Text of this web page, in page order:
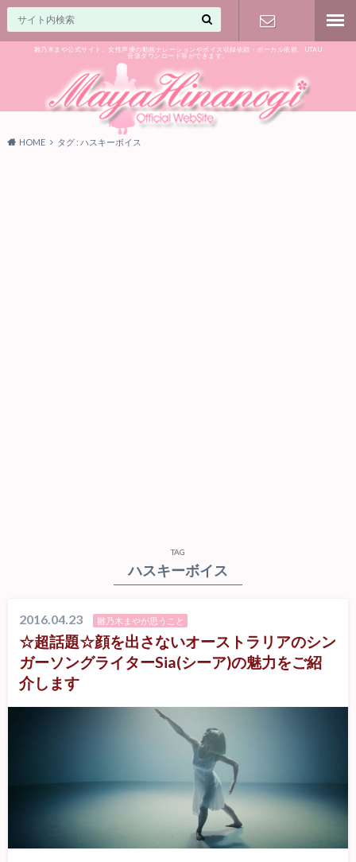
雛乃木まや公式サイト。女性声優の動画ナレーションやボイス収録依頼・ボーカル依頼、UTAU
音源ダウンロード等ができます。
気軽に♪
HOME タグ : ハスキーボイス
TAG
ハスキーボイス
2016.04.23 雛乃木まやが思うこと
☆超話題☆顔を出さないオーストラリアのシン
ガーソングライターSia(シーア)の魅力をご紹
介します